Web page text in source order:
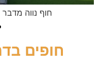
חוף נווה
חופים